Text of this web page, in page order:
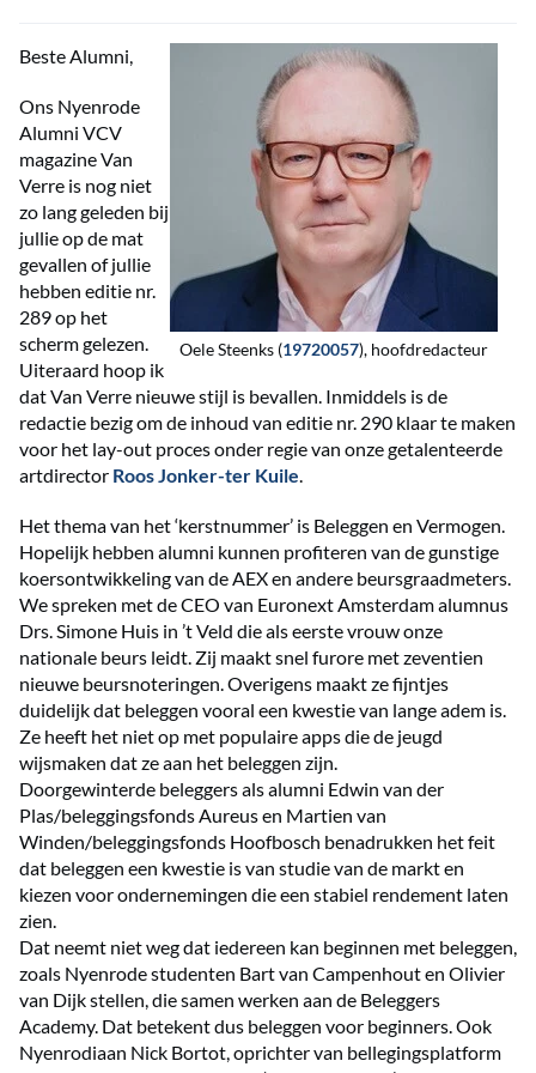
Oele Steenks (19720057), hoofdredacteur
Beste Alumni,
Ons Nyenrode
Alumni VCV
magazine Van
Verre is nog niet
zo lang geleden bij
jullie op de mat
gevallen of jullie
hebben editie nr.
289 op het
scherm gelezen.
Uiteraard hoop ik
dat Van Verre nieuwe stijl is bevallen. Inmiddels is de
redactie bezig om de inhoud van editie nr. 290 klaar te maken
voor het lay-out proces onder regie van onze getalenteerde
artdirector Roos Jonker-ter Kuile.
Het thema van het ‘kerstnummer’ is Beleggen en Vermogen.
Hopelijk hebben alumni kunnen profiteren van de gunstige
koersontwikkeling van de AEX en andere beursgraadmeters.
We spreken met de CEO van Euronext Amsterdam alumnus
Drs. Simone Huis in ’t Veld die als eerste vrouw onze
nationale beurs leidt. Zij maakt snel furore met zeventien
nieuwe beursnoteringen. Overigens maakt ze fijntjes
duidelijk dat beleggen vooral een kwestie van lange adem is.
Ze heeft het niet op met populaire apps die de jeugd
wijsmaken dat ze aan het beleggen zijn.
Doorgewinterde beleggers als alumni Edwin van der
Plas/beleggingsfonds Aureus en Martien van
Winden/beleggingsfonds Hoofbosch benadrukken het feit
dat beleggen een kwestie is van studie van de markt en
kiezen voor ondernemingen die een stabiel rendement laten
zien.
Dat neemt niet weg dat iedereen kan beginnen met beleggen,
zoals Nyenrode studenten Bart van Campenhout en Olivier
van Dijk stellen, die samen werken aan de Beleggers
Academy. Dat betekent dus beleggen voor beginners. Ook
Nyenrodiaan Nick Bortot, oprichter van bellegingsplatform